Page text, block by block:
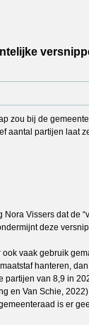
zou bij de
aantal partijen laat
Vissers dat de
deze
vaak gebruik
hanteren,
partijen van 8,9 in
en Van Schie,
is er